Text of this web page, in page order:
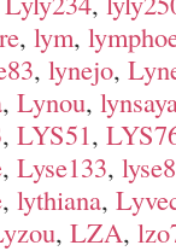
, lym,
, lynejo,
, Lynou,
, LYS51,
, Lyse133,
, lythiana,
, LZA,